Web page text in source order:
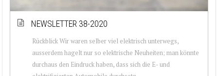
NEWSLETTER 38-2020
Rückblick Wir waren selber viel elektrisch unterwegs,
ausserdem hagelt nur so elektrische Neuheiten; man könnte
durchaus den Eindruck haben, dass sich die E- und